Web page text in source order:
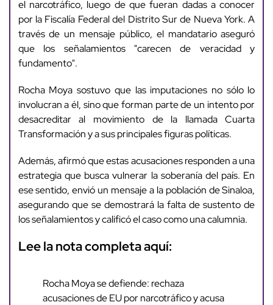
el narcotráfico, luego de que fueran dadas a conocer
por la Fiscalía Federal del Distrito Sur de Nueva York. A
través de un mensaje público, el mandatario aseguró
que los señalamientos "carecen de veracidad y
fundamento".
Rocha Moya sostuvo que las imputaciones no sólo lo
involucran a él, sino que forman parte de un intento por
desacreditar al movimiento de la llamada Cuarta
Transformación y a sus principales figuras políticas.
Además, afirmó que estas acusaciones responden a una
estrategia que busca vulnerar la soberanía del país. En
ese sentido, envió un mensaje a la población de Sinaloa,
asegurando que se demostrará la falta de sustento de
los señalamientos y calificó el caso como una calumnia.
Lee la nota completa aquí:
Rocha Moya se defiende: rechaza
acusaciones de EU por narcotráfico y acusa